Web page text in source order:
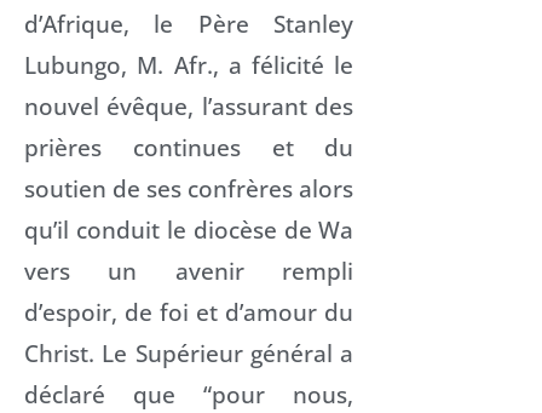
d’Afrique, le Père Stanley
Lubungo, M. Afr., a félicité le
nouvel évêque, l’assurant des
prières continues et du
soutien de ses confrères alors
qu’il conduit le diocèse de Wa
vers un avenir rempli
d’espoir, de foi et d’amour du
Christ. Le Supérieur général a
déclaré que “pour nous,